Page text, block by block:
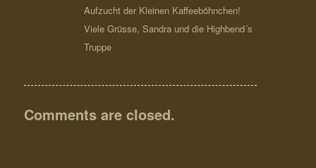
Aufzucht der Kleinen Kaffeeböhnchen!
Viele Grüsse, Sandra und die Highbend´s
Truppe
Comments are closed.